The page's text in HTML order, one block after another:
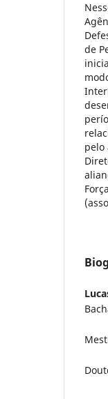
de
pelo